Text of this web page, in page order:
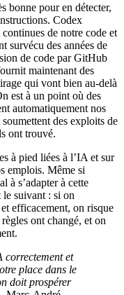
bonne pour en détecter,
Codex
de notre code et
survécu des années de
de code par GitHub
maintenant des
qui vont bien au-delà
est à un point où des
automatiquement nos
des exploits de
ont trouvé.
à pied liées à l’IA et sur
emplois. Même si
à s’adapter à cette
le suivant : si on
efficacement, on risque
ont changé, et on
correctement et
place dans le
doit prospérer